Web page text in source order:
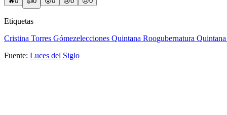
Etiquetas
Cristina Torres Gómezelecciones Quintana Roogubernatura
Fuente: Luces del Siglo